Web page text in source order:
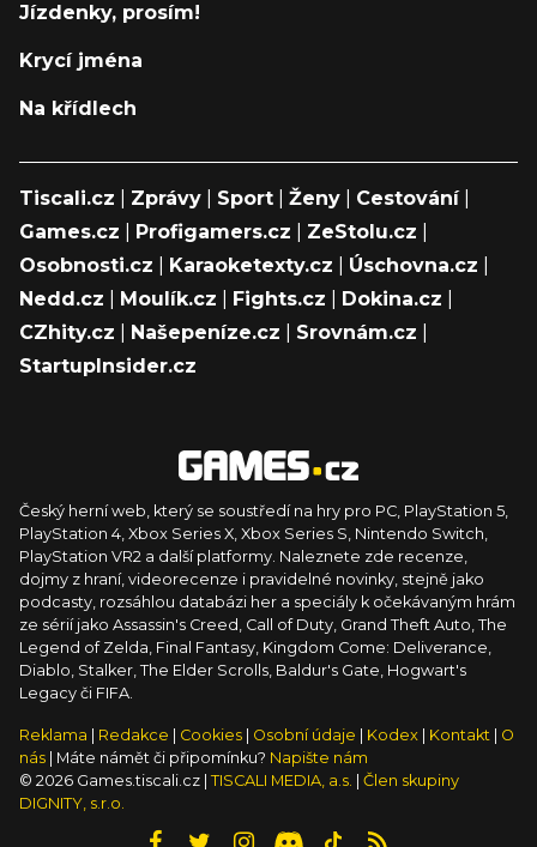
Jízdenky, prosím!
Krycí jména
Na křídlech
Tiscali.cz Zprávy Sport Ženy Cestování|
Games.cz
Profigamers.cz ZeStolu.cz
Osobnosti.cz
Karaoketexty.cz Úschovna.cz
Nedd.cz
Moulík.cz Fights.cz Dokina.cz
CZhity.cz
Našepeníze.cz Srovnám.cz
StartupInsider.cz
Český herní web, který se soustředí na hry pro PC, PlayStation 5,
PlayStation 4, Xbox Series X, Xbox Series S, Nintendo Switch,
PlayStation VR2 a další platformy. Naleznete zde recenze,
dojmy z hraní, videorecenze i pravidelné novinky, stejně jako
podcasty, rozsáhlou databázi her a speciály k očekávaným hrám
ze sérií jako Assassin's Creed, Call of Duty, Grand Theft Auto, The
Legend of Zelda, Final Fantasy, Kingdom Come: Deliverance,
Diablo, Stalker, The Elder Scrolls, Baldur's Gate, Hogwart's
Legacy či FIFA.
Reklama Redakce Cookies Osobní údaje Kodex Kontakt
O
nás
| Máte námět či připomínku? Napište nám
© 2026 Games.tiscali.cz | TISCALI MEDIA, a.s.
Člen skupiny
DIGNITY, s.r.o.